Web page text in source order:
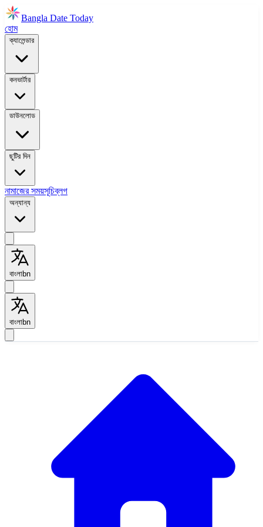
Bangla Date Today
হোম
ক্যালেন্ডার
কনভার্টার
ডাউনলোড
ছুটির দিন
নামাজের সময়সূচিব্লগ
অন্যান্য
বাংলাbn
বাংলাbn